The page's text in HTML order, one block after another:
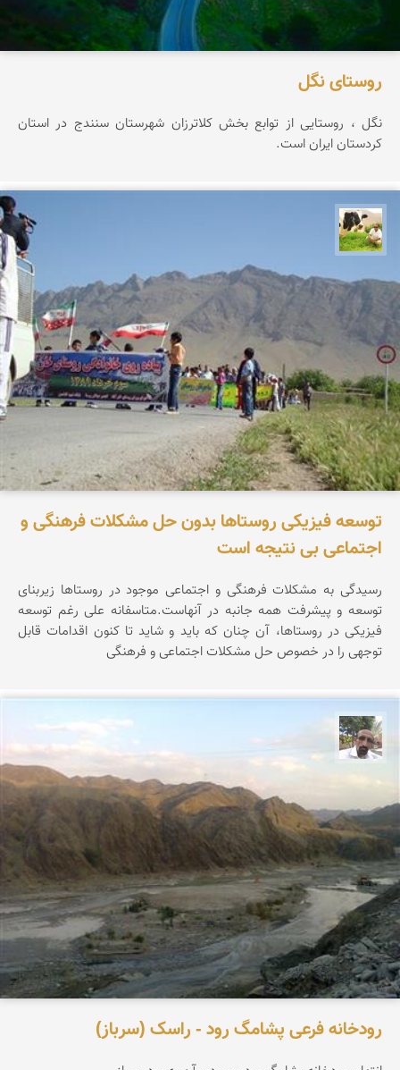
روستای نگل
نگل ، روستایی از توابع بخش کلاترزان شهرستان سنندج در استان
کردستان ایران است.
توسعه فیزیکی روستاها بدون حل مشکلات فرهنگی و
اجتماعی بی نتیجه است
رسیدگی به مشکلات فرهنگی و اجتماعی موجود در روستاها زیربنای
توسعه و پیشرفت همه جانبه در آنهاست.متاسفانه علی رغم توسعه
فیزیکی در روستاها، آن چنان که باید و شاید تا کنون اقدامات قابل
توجهی را در خصوص حل مشکلات اجتماعی و فرهنگی
رودخانه فرعی پشامگ رود - راسک (سرباز)